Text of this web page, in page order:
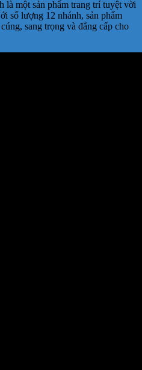
một sản phẩm trang trí tuyệt vời
số lượng 12 nhánh, sản phẩm
sang trọng và đẳng cấp cho